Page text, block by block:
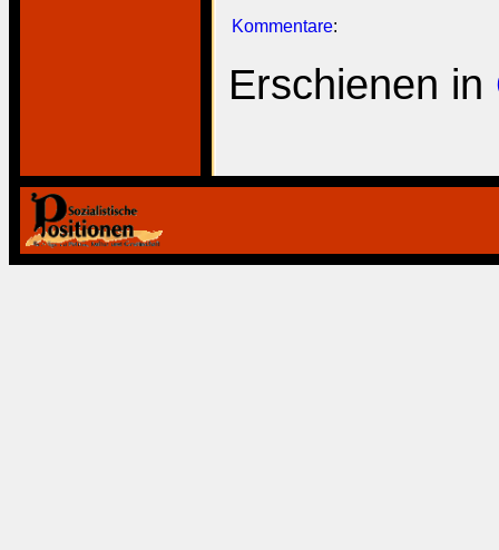
Kommentare:
Erschienen in